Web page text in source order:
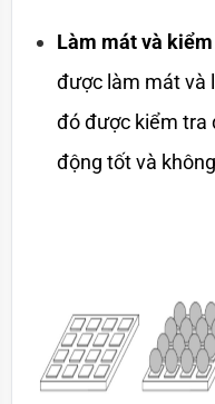
Làm mát và
được làm mát và
đó được kiểm tra
động tốt và